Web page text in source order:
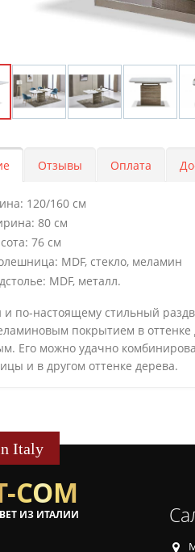
Отзывы Оплата
120/160 см
80 см
76 см
MDF, стекло, меламин
MDF, металл.
по-настоящему стильный
покрытием в оттенке
Его можно удачно
и в другом оттенке дерева.
Italy
COM
ИЗ ИТАЛИИ